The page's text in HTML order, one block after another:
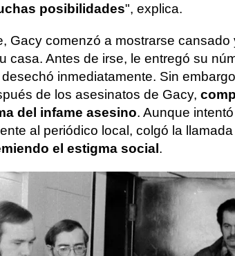
posibilidades", explica.
Gacy comenzó a mostrarse cansado
casa. Antes de irse, le entregó su
inmediatamente. Sin
de los asesinatos de Gacy,
del infame asesino. Aunque
al periódico local, colgó la
el estigma social.